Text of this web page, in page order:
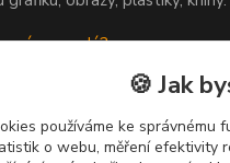
nás vypadá?
🍪 Jak
používáme ke správnému
o webu, měření efektivity